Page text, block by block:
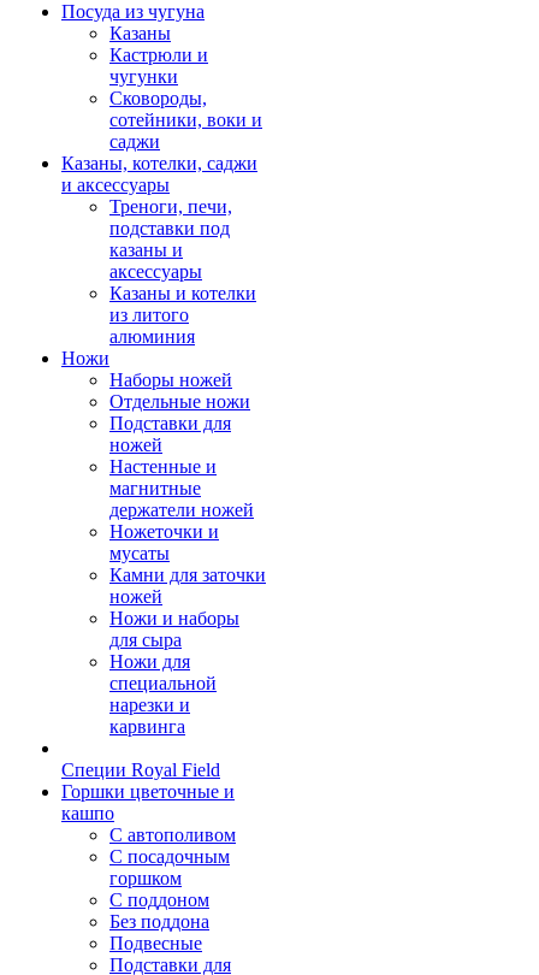
Посуда из чугуна
Казаны
Кастрюли и
чугунки
Сковороды,
сотейники, воки и
саджи
Казаны, котелки, саджи
и аксессуары
Треноги, печи,
подставки под
казаны и
аксессуары
Казаны и котелки
из литого
алюминия
Ножи
Наборы ножей
Отдельные ножи
Подставки для
ножей
Настенные и
магнитные
держатели ножей
Ножеточки и
мусаты
Камни для заточки
ножей
Ножи и наборы
для сыра
Ножи для
специальной
нарезки и
карвинга
Специи Royal Field
Горшки цветочные и
кашпо
С автополивом
С посадочным
горшком
С поддоном
Без поддона
Подвесные
Подставки для